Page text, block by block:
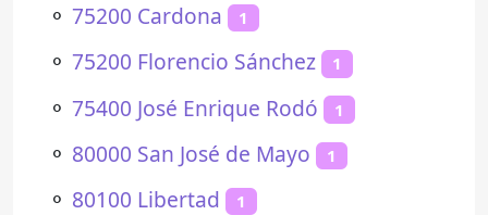
⚬ 75200 Cardona 1
⚬ 75200 Florencio Sánchez 1
⚬ 75400 José Enrique Rodó 1
⚬ 80000 San José de Mayo 1
⚬ 80100 Libertad 1